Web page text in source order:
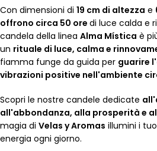
Con dimensioni di 19 cm di altezza e
offrono circa 50 ore di luce calda e
candela della linea Alma Mística è
un rituale di luce, calma e
fiamma funge da guida per guarire
vibrazioni positive nell'ambiente
Scopri le nostre candele dedicate
all'abbondanza, alla prosperità e
magia di Velas y Aromas illumini i
energia ogni giorno.